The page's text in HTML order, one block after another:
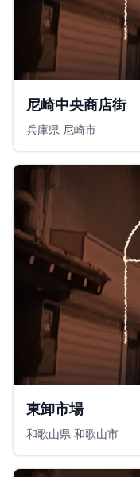
尼崎中央商店街
兵庫県 尼崎市
東卸市場
和歌山県 和歌山市